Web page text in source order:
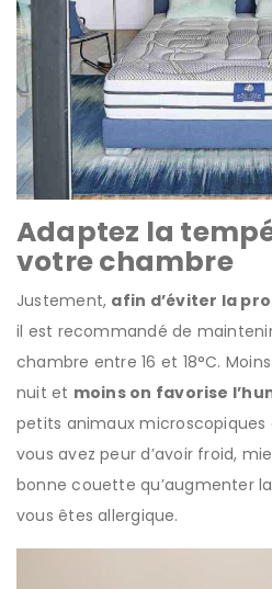
Adaptez la
votre chambre
Justement, afin d’éviter la
il est recommandé de
chambre entre 16 et 18°C.
nuit et moins on favorise
petits animaux microscopiques
vous avez peur d’avoir froid,
bonne couette qu’augmenter
vous êtes allergique.